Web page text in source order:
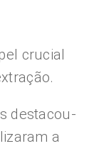
crucial
destacou-
a